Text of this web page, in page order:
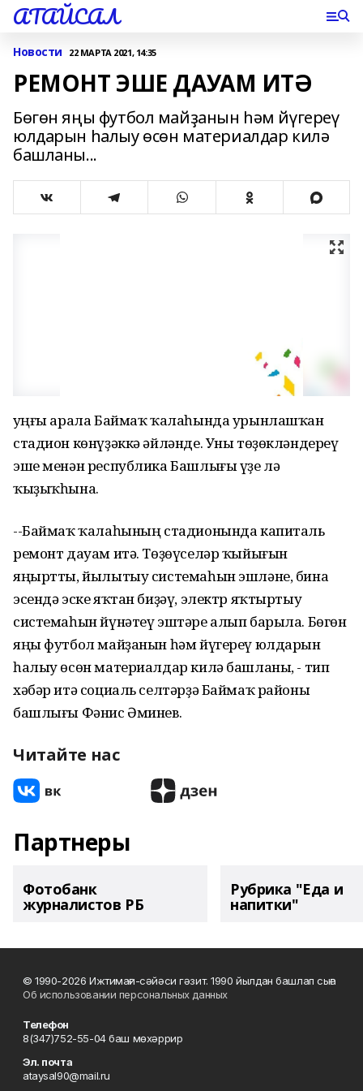
АТАЙСАЛ
Новости 22 МАРТА 2021, 14:35
РЕМОНТ ЭШЕ ДАУАМ ИТӘ
Бөгөн яңы футбол майҙанын һәм йүгереү
юлдарын һалыу өсөн материалдар килә
башланы...
Һуңғы арала Баймаҡ ҡалаһында урынлашҡан
стадион көнүҙәккә әйләнде. Уны төҙөкләндереү
эше менән республика Башлығы үҙе лә
ҡыҙыҡһына.
--Баймаҡ ҡалаһының стадионында капиталь
ремонт дауам итә. Төҙөүселәр ҡыйығын
яңыртты, йылытыу системаһын эшләне, бина
эсендә эске яҡтан биҙәү, электр яҡтыртыу
системаһын йүнәтеү эштәре алып барыла. Бөгөн
яңы футбол майҙанын һәм йүгереү юлдарын
һалыу өсөн материалдар килә башланы, - тип
хәбәр итә социаль селтәрҙә Баймаҡ районы
башлығы Фәнис Әминев.
Читайте нас
Партнеры
Фотобанк
журналистов РБ
Рубрика "Еда и
напитки"
© 1990-2026 Ижтимағи-сәйәси гәзит. 1990 йылдан башлап сыға
Об использовании персональных данных
Телефон
8(347)752-55-04 баш мөхәррир
Эл. почта
ataysal90@mail.ru